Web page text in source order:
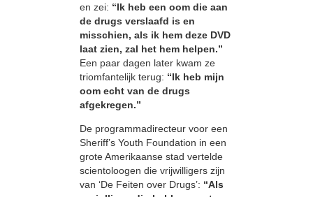
en zei: “Ik heb een oom die aan
de drugs verslaafd is en
misschien, als ik hem deze DVD
laat zien, zal het hem helpen.”
Een paar dagen later kwam ze
triomfantelijk terug: “Ik heb mijn
oom echt van de drugs
afgekregen.”
De programmadirecteur voor een
Sheriff’s Youth Foundation in een
grote Amerikaanse stad vertelde
scientoloogen die vrijwilligers zijn
van ‘De Feiten over Drugs’: “Als